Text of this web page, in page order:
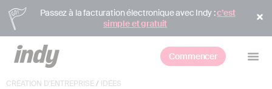
Passez à la facturation électronique avec Indy :c’est
simple et gratuit
Commencer
CRÉATION D'ENTREPRISE/ IDÉES